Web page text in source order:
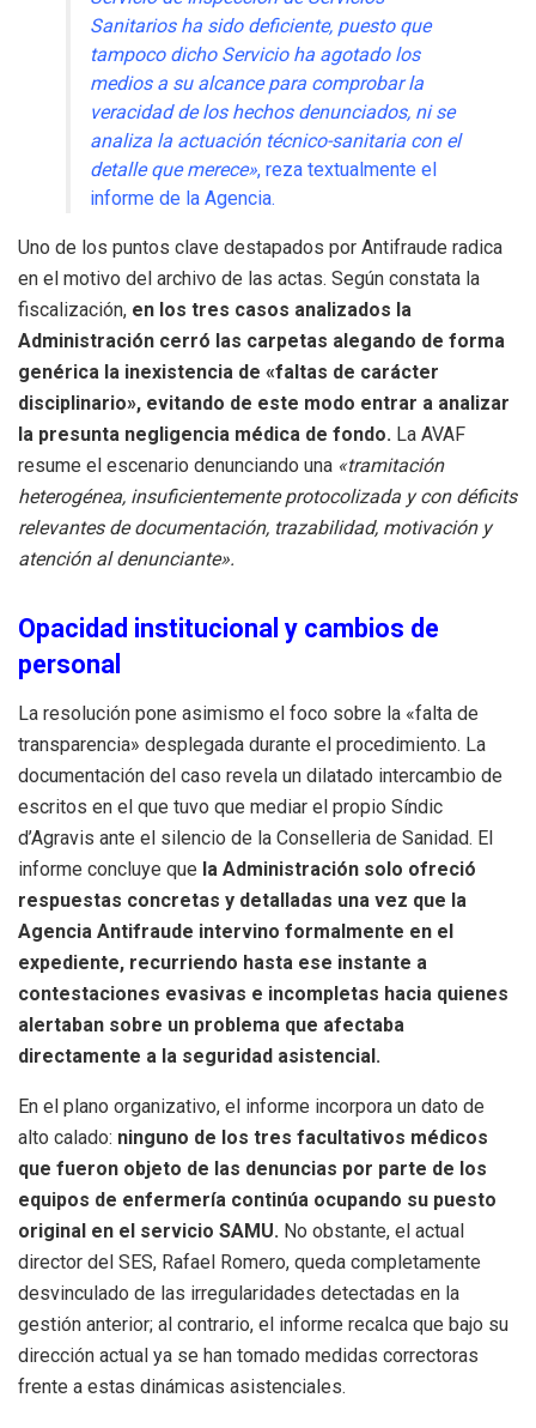
Sanitarios ha sido deficiente, puesto que
tampoco dicho Servicio ha agotado los
medios a su alcance para comprobar la
veracidad de los hechos denunciados, ni se
analiza la actuación técnico-sanitaria con el
detalle que merece», reza textualmente el
informe de la Agencia.
Uno de los puntos clave destapados por Antifraude radica
en el motivo del archivo de las actas. Según constata la
fiscalización, en los tres casos analizados la
Administración cerró las carpetas alegando de forma
genérica la inexistencia de «faltas de carácter
disciplinario», evitando de este modo entrar a analizar
la presunta negligencia médica de fondo. La AVAF
resume el escenario denunciando una «tramitación
heterogénea, insuficientemente protocolizada y con déficits
relevantes de documentación, trazabilidad, motivación y
atención al denunciante».
Opacidad institucional y cambios de
personal
La resolución pone asimismo el foco sobre la «falta de
transparencia» desplegada durante el procedimiento. La
documentación del caso revela un dilatado intercambio de
escritos en el que tuvo que mediar el propio Síndic
d’Agravis ante el silencio de la Conselleria de Sanidad. El
informe concluye que la Administración solo ofreció
respuestas concretas y detalladas una vez que la
Agencia Antifraude intervino formalmente en el
expediente, recurriendo hasta ese instante a
contestaciones evasivas e incompletas hacia quienes
alertaban sobre un problema que afectaba
directamente a la seguridad asistencial.
En el plano organizativo, el informe incorpora un dato de
alto calado: ninguno de los tres facultativos médicos
que fueron objeto de las denuncias por parte de los
equipos de enfermería continúa ocupando su puesto
original en el servicio SAMU. No obstante, el actual
director del SES, Rafael Romero, queda completamente
desvinculado de las irregularidades detectadas en la
gestión anterior; al contrario, el informe recalca que bajo su
dirección actual ya se han tomado medidas correctoras
frente a estas dinámicas asistenciales.